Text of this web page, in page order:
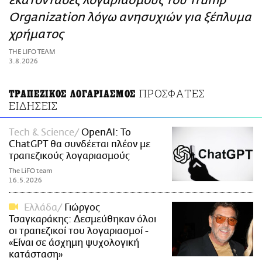
ΑΜΠΑ
PRINT
Organization λόγω ανησυχιών για ξέπλυμα
χρήματος
THE LIFO TEAM
3.8.2026
ΤΡΑΠΕΖΙΚΟΣ ΛΟΓΑΡΙΑΣΜΟΣ ΠΡΟΣΦΑΤΕΣ
ΕΙΔΗΣΕΙΣ
Τech & Science
OpenAI: Το
ChatGPT θα συνδέεται πλέον με
τραπεζικούς λογαριασμούς
The LiFO team
16.5.2026
Ελλάδα
Γιώργος
Τσαγκαράκης: Δεσμεύθηκαν όλοι
οι τραπεζικοί του λογαριασμοί -
«Είναι σε άσχημη ψυχολογική
κατάσταση»